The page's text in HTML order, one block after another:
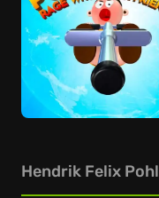
Hendrik Felix Pohl